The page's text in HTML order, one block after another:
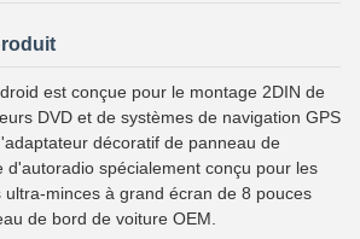
est conçue pour le montage 2DIN de
DVD et de systèmes de navigation GPS
décoratif de panneau de
d'autoradio spécialement conçu pour les
minces à grand écran de 8 pouces
de bord de voiture OEM.